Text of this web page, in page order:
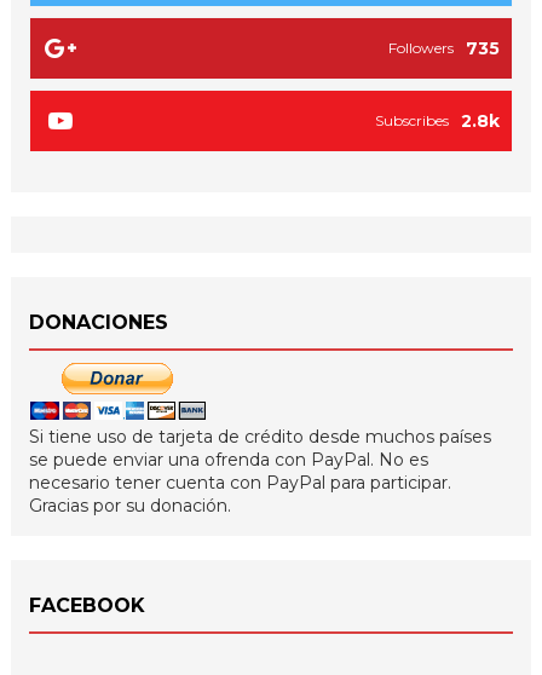
735
Followers
2.8k
Subscribes
DONACIONES
Si tiene uso de tarjeta de crédito desde muchos países
se puede enviar una ofrenda con PayPal. No es
necesario tener cuenta con PayPal para participar.
Gracias por su donación.
FACEBOOK